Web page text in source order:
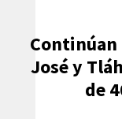
Continúan
José y
de